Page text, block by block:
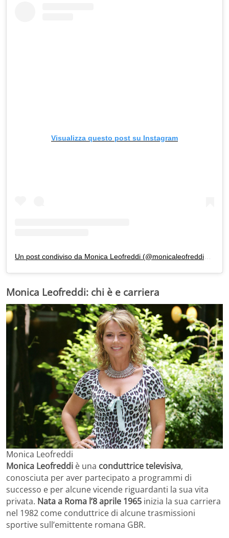
Visualizza questo post su Instagram
Un post condiviso da Monica Leofreddi (@monicaleofreddi_official)
Monica Leofreddi: chi è e carriera
Monica Leofreddi
Monica Leofreddi è una conduttrice televisiva,
conosciuta per aver partecipato a programmi di
successo e per alcune vicende riguardanti la sua vita
privata. Nata a Roma l’8 aprile 1965 inizia la sua carriera
nel 1982 come conduttrice di alcune trasmissioni
sportive sull’emittente romana GBR.